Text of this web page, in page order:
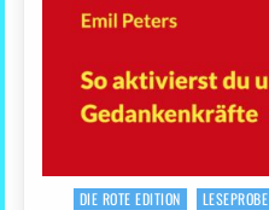
Posted
DIE ROTE EDITION LESEPROBE